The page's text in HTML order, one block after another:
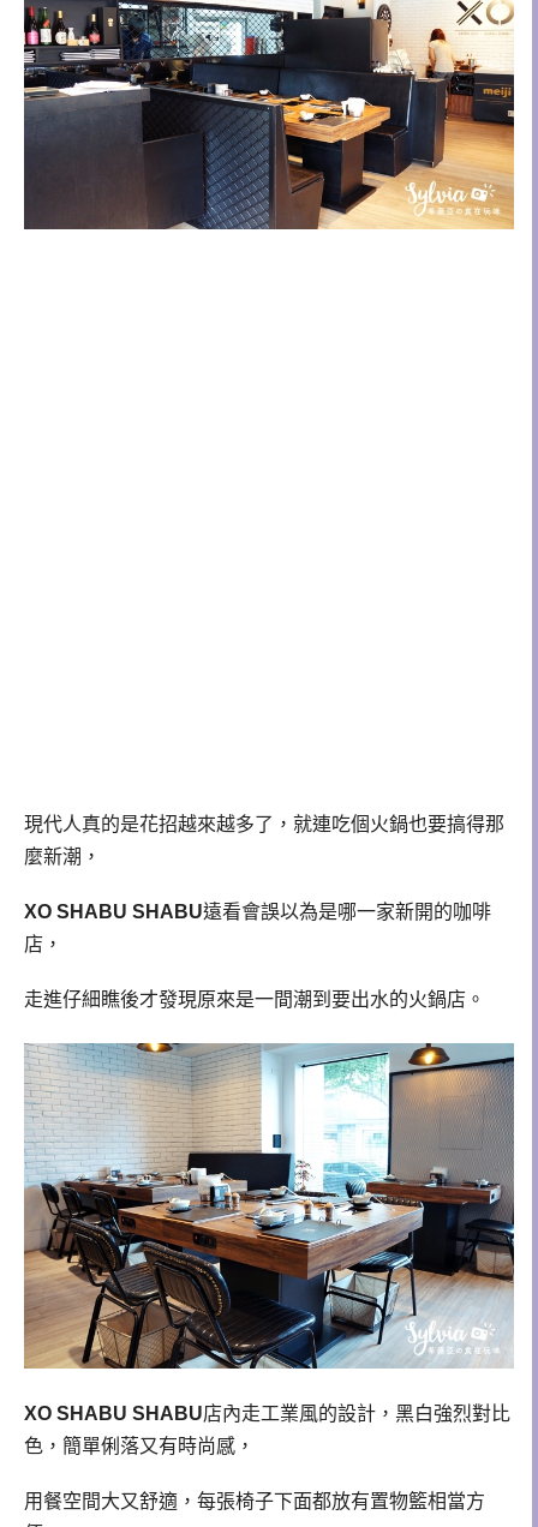
現代人真的是花招越來越多了，就連吃個火鍋也要搞得那
麼新潮，
XO SHABU SHABU遠看會誤以為是哪一家新開的咖啡
店，
走進仔細瞧後才發現原來是一間潮到要出水的火鍋店。
XO SHABU SHABU店內走工業風的設計，黑白強烈對比
色，簡單俐落又有時尚感，
用餐空間大又舒適，每張椅子下面都放有置物籃相當方